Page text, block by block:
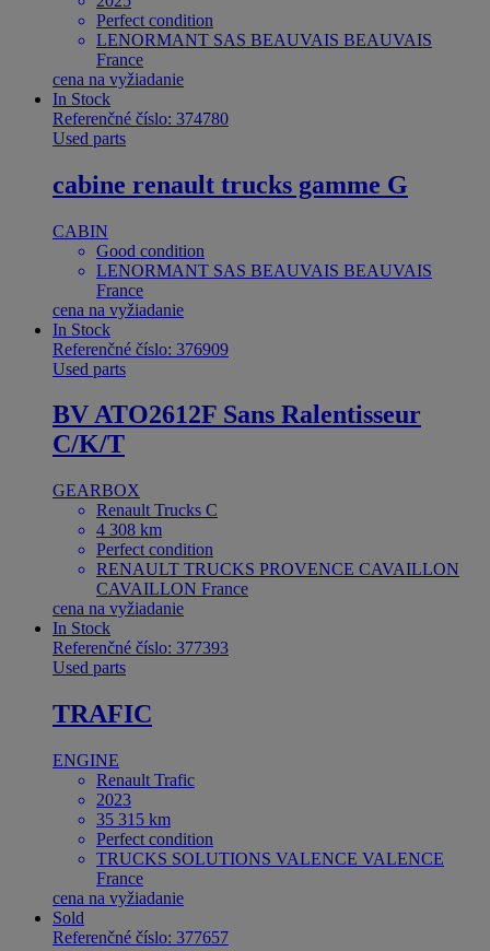
Perfect condition
LENORMANT SAS BEAUVAIS BEAUVAIS
France
cena na vyžiadanie
In Stock
Referenčné číslo: 374780
Used parts
cabine renault trucks gamme G
CABIN
Good condition
LENORMANT SAS BEAUVAIS BEAUVAIS
France
cena na vyžiadanie
In Stock
Referenčné číslo: 376909
Used parts
BV ATO2612F Sans Ralentisseur
C/K/T
GEARBOX
Renault Trucks C
4 308 km
Perfect condition
RENAULT TRUCKS PROVENCE CAVAILLON
CAVAILLON France
cena na vyžiadanie
In Stock
Referenčné číslo: 377393
Used parts
TRAFIC
ENGINE
Renault Trafic
2023
35 315 km
Perfect condition
TRUCKS SOLUTIONS VALENCE VALENCE
France
cena na vyžiadanie
Sold
Referenčné číslo: 377657